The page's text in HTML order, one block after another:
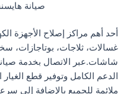
صيانة
أحد أهم مراكز إصلاح الأجهزة
غسالات، ثلاجات، بوتاجازات،
شاشات.عبر الاتصال بخدمة
ملائمة للجميع بالإضافة إلى